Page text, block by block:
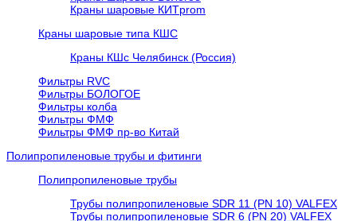
Краны шаровые КИТprom
Краны шаровые типа КШС
Краны КШс Челябинск (Россия)
Фильтры RVC
Фильтры БОЛОГОЕ
Фильтры колба
Фильтры ФМФ
Фильтры ФМФ пр-во Китай
Полипропиленовые трубы и фитинги
Полипропиленовые трубы
Трубы полипропиленовые SDR 11 (PN 10) VALFEX
Трубы полипропиленовые SDR 6 (PN 20) VALFEX